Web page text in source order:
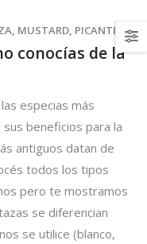
, MUSTARD, PICANTE
conocías de la
especias más
beneficios para la
antiguos datan de
todos los tipos
pero te mostramos
se diferencian
se utilice (blanco,